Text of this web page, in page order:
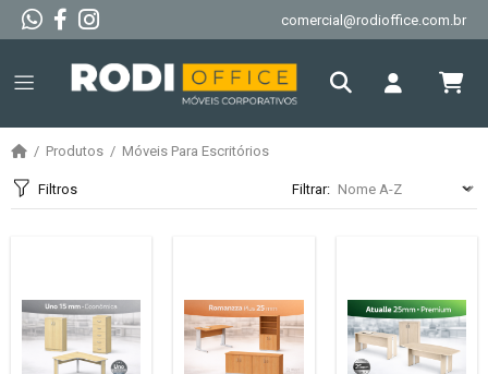
comercial@rodioffice.com.br
Produtos Móveis Para Escritórios
Filtros Filtrar: